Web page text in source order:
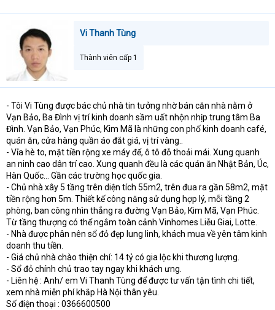
Vi Thanh Tùng
Thành viên cấp 1
- Tôi Vi Tùng được bác chủ nhà tin tưởng nhờ bán căn nhà nằm ở
Vạn Bảo, Ba Đình vị trí kinh doanh sầm uất nhộn nhịp trung tâm Ba
Đình. Vạn Bảo, Vạn Phúc, Kim Mã là những con phố kinh doanh café,
quán ăn, cửa hàng quần áo đắt giá, vị trí vàng..
- Vỉa hè to, mặt tiền rộng xe máy để, ô tô đỗ thoải mái. Xung quanh
an ninh cao dân trí cao. Xung quanh đều là các quán ăn Nhật Bản, Úc,
Hàn Quốc... Gần các trường học quốc gia.
- Chủ nhà xây 5 tầng trên diện tích 55m2, trên đua ra gần 58m2, mặt
tiền rộng hơn 5m. Thiết kế công năng sử dụng hợp lý, mỗi tầng 2
phòng, ban công nhìn thẳng ra đường Vạn Bảo, Kim Mã, Vạn Phúc.
Từ tầng thượng có thể ngắm toàn cảnh Vinhomes Liễu Giai, Lotte.
- Nhà được phân nên sổ đỏ đẹp lung linh, khách mua về yên tâm kinh
doanh thu tiền.
- Giá chủ nhà chào thiện chí: 14 tỷ có gia lộc khi thương lượng.
- Sổ đỏ chính chủ trao tay ngay khi khách ưng.
- Liên hệ : Anh/ em Vi Thanh Tùng để được tư vấn tận tình chi tiết,
xem nhà miễn phí khắp Hà Nội thân yêu.
Số điện thoại : 0366600500